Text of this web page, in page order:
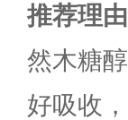
推荐理由
然木糖
好吸收